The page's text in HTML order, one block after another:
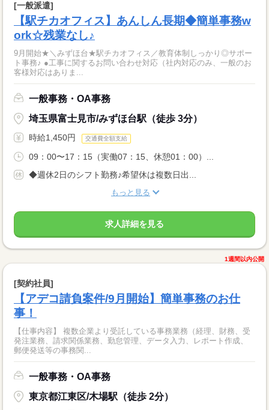
[一般派遣]
【駅チカオフィス】あんしん長期◆簡単事務w
ork☆残業なし♪
9月開始★＼みずほ台★駅チカオフィス／教育体制しっかり◎サポー
ト事務♪ ●工事に関するお問い合わせ対応（社内対応のみ、一般のお
客様対応はありま...
一般事務・OA事務
埼玉県富士見市/みずほ台駅（徒歩 3分）
時給1,450円 交通費全額支給
09：00〜17：15（実働07：15、休憩01：00）...
◆週休2日のシフト勤務♪希望休は複数日出...
もっと見る
求人詳細を見る
1週間以内公開
[契約社員]
【アデコ請負案件/9月開始】簡単事務のお仕
事！
【仕事内容】 複数企業より受託している事務業務（経理、財務、受
発注業務、請求関係業務、勤怠管理、データ入力、レポート作成、
郵便発送等の事務関...
一般事務・OA事務
東京都江東区/木場駅（徒歩 2分）